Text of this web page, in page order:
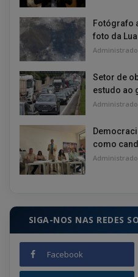
Fotógrafo
foto da
Setor de
estudo ao
como
SIGA-NOS NAS REDES
Facebook